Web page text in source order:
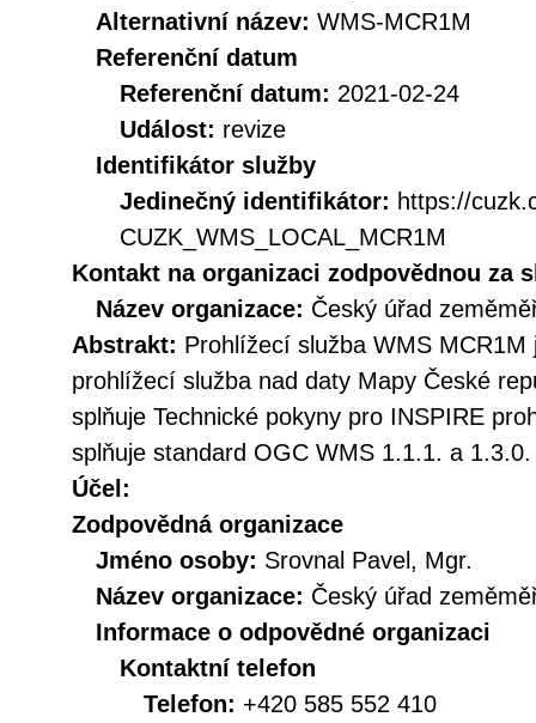
Alternativní název: WMS-MCR1M
Referenční datum
Referenční datum: 2021-02-24
Událost: revize
Identifikátor služby
Jedinečný identifikátor: https://
CUZK_WMS_LOCAL_MCR1M
Kontakt na organizaci zodpovědnou za
Název organizace: Český úřad
Abstrakt: Prohlížecí služba WMS
prohlížecí služba nad daty Mapy České
splňuje Technické pokyny pro INSPIRE
splňuje standard OGC WMS 1.1.1. a 1.3.0.
Účel:
Zodpovědná organizace
Jméno osoby: Srovnal Pavel, Mgr.
Název organizace: Český úřad
Informace o odpovědné organizaci
Kontaktní telefon
Telefon: +420 585 552 410